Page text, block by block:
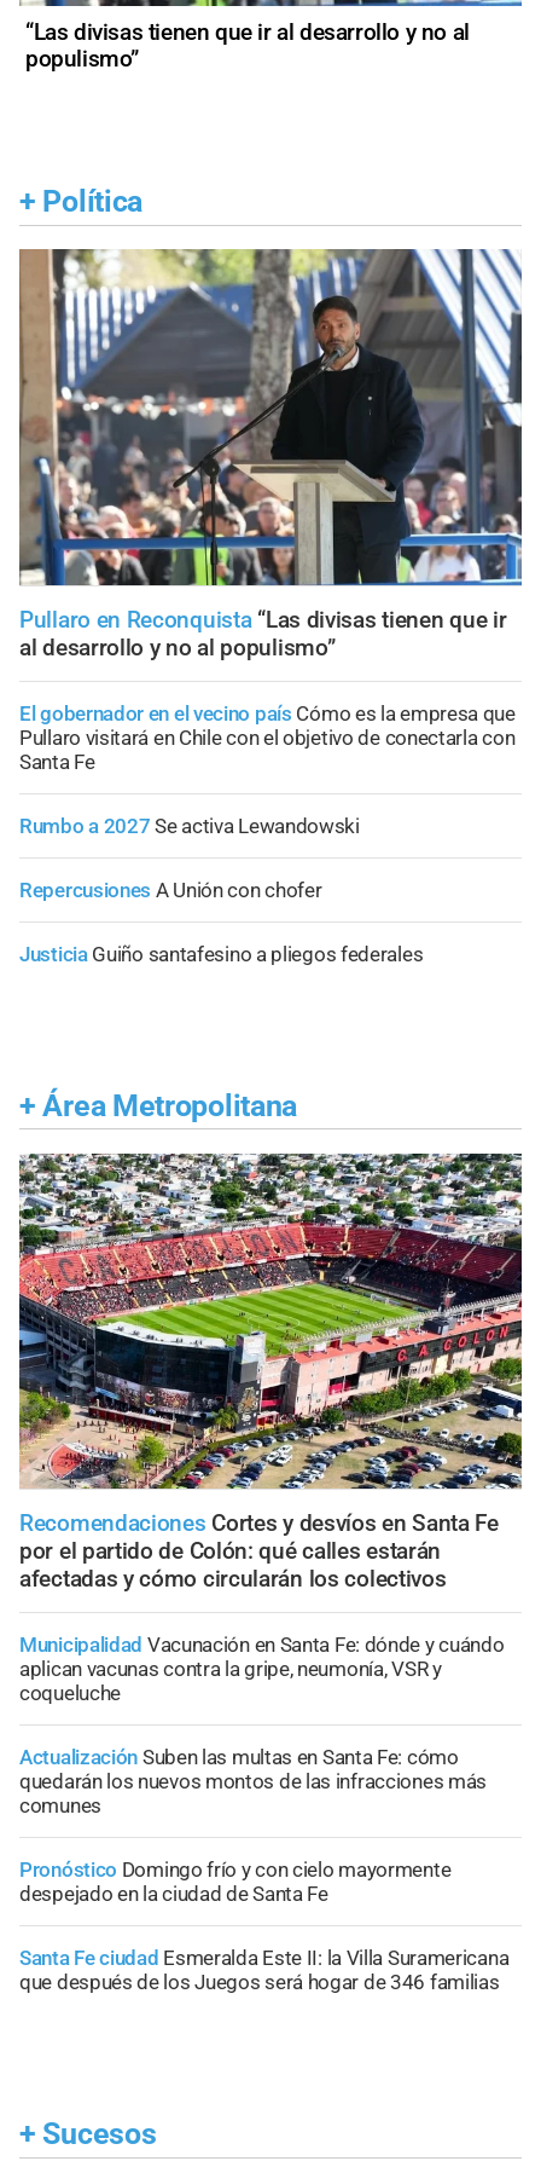
“Las divisas tienen que ir al desarrollo y no al
populismo”
+ Política
Pullaro en Reconquista “Las divisas tienen que ir
al desarrollo y no al populismo”
El gobernador en el vecino país Cómo es la empresa que
Pullaro visitará en Chile con el objetivo de conectarla con
Santa Fe
Rumbo a 2027 Se activa Lewandowski
Repercusiones A Unión con chofer
Justicia Guiño santafesino a pliegos federales
+ Área Metropolitana
Recomendaciones Cortes y desvíos en Santa Fe
por el partido de Colón: qué calles estarán
afectadas y cómo circularán los colectivos
Municipalidad Vacunación en Santa Fe: dónde y cuándo
aplican vacunas contra la gripe, neumonía, VSR y
coqueluche
Actualización Suben las multas en Santa Fe: cómo
quedarán los nuevos montos de las infracciones más
comunes
Pronóstico Domingo frío y con cielo mayormente
despejado en la ciudad de Santa Fe
Santa Fe ciudad Esmeralda Este II: la Villa Suramericana
que después de los Juegos será hogar de 346 familias
+ Sucesos